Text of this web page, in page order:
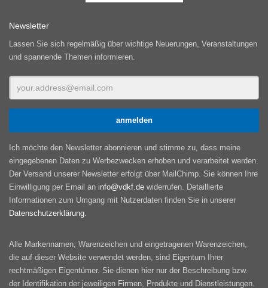
Newsletter
Lassen Sie sich regelmäßig über wichtige Neuerungen, Veranstaltungen
und spannende Themen informieren.
Ich möchte den Newsletter abonnieren und stimme zu, dass meine
eingegebenen Daten zu Werbezwecken erhoben und verarbeitet werden.
Der Versand unserer Newsletter erfolgt über MailChimp. Sie können Ihre
Einwilligung per Email an info@vdkf.de widerrufen. Detaillierte
Informationen zum Umgang mit Nutzerdaten finden Sie in unserer
Datenschutzerklärung
Alle Markennamen, Warenzeichen und eingetragenen Warenzeichen,
die auf dieser Website verwendet werden, sind Eigentum Ihrer
rechtmäßigen Eigentümer. Sie dienen hier nur der Beschreibung bzw.
der Identifikation der jeweiligen Firmen, Produkte und Dienstleistungen.